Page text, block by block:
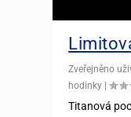
Zveřejněno
hodinky |
Titanová